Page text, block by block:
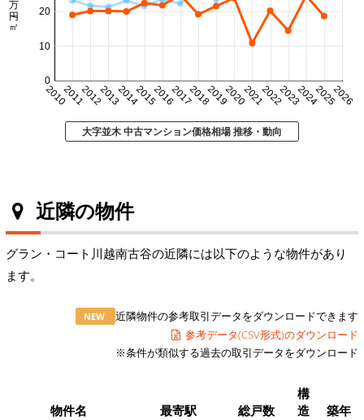
20102011201220132014201520162017201820192020202120222023202420252026
0
10
20
大字並木 中古マンション価格相場 推移・動向
近隣の物件
グラン・コート川越南古谷の近隣には以下のような物件があり
ます。
NEW
近隣物件の参考取引データをダウンロードできます
参考データ(CSV形式)のダウンロード
※条件が類似する過去の取引データをダウンロード
物件名 最寄駅 総戸数
構
造
築年